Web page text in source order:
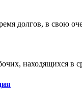
долгов, в свою
находящихся в